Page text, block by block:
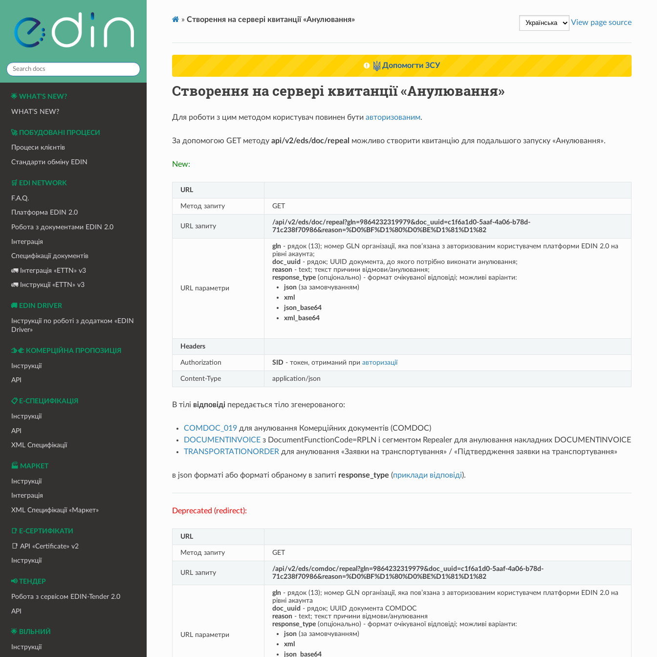
🌟 WHAT'S NEW?
WHAT’S NEW?
🚀 ПОБУДОВАНІ ПРОЦЕСИ
Процеси клієнтів
Стандарти обміну EDIN
🛒 EDI NETWORK
F.A.Q.
Платформа EDIN 2.0
Робота з документами EDIN 2.0
Інтеграція
Специфікації документів
🚛 Інтеграція «ETTN» v3
🚛 Інструкції «ETTN» v3
🚚 EDIN DRIVER
Інструкції по роботі з додатком «EDIN
Driver»
🫱‍🫲 КОМЕРЦІЙНА ПРОПОЗИЦІЯ
Інструкції
API
📋 Е-СПЕЦИФІКАЦІЯ
Інструкції
API
XML Специфікації
🏭 МАРКЕТ
Інструкції
Інтеграція
XML Специфікації «Маркет»
📑 Е-СЕРТИФІКАТИ
📑 API «Certificate» v2
Інструкції
📢 ТЕНДЕР
Робота з сервісом EDIN-Tender 2.0
API
🌟 ВІЛЬНИЙ
Інструкції
» Створення на сервері квитанції «Анулювання» View page source
Допомогти ЗСУ
Створення на сервері квитанції «Анулювання»
Для роботи з цим методом користувач повинен бути авторизованим.
За допомогою GET методу api/v2/eds/doc/repeal можливо створити квитанцію для подальшого запуску «Анулювання».
New:
URL
Метод запиту GET
URL запиту
/api/v2/eds/doc/repeal?gln=9864232319979&doc_uuid=c1f6a1d0-5aaf-4a06-b78d-
71c238f70986&reason=%D0%BF%D1%80%D0%BE%D1%81%D1%82
URL параметри
gln - рядок (13); номер GLN організації, яка пов’язана з авторизованим користувачем платформи EDIN 2.0 на
рівні акаунта;
doc_uuid - рядок; UUID документа, до якого потрібно виконати анулювання;
reason - text; текст причини відмови/анулювання;
response_type(опціонально) - формат очікуваної відповіді; можливі варіанти:
json (за замовчуванням)
xml
json_base64
xml_base64
Headers
Authorization SID - токен, отриманий при авторизації
Content-Type application/json
В тілі відповідіпередається тіло згенерованого:
COMDOC_019для анулювання Комерційних документів (COMDOC)
DOCUMENTINVOICEз DocumentFunctionCode=RPLN і сегментом Repealer для анулювання накладних DOCUMENTINVOICE
TRANSPORTATIONORDER для анулювання «Заявки на транспортування» / «Підтвердження заявки на транспортування»
в json форматі або форматі обраному в запиті response_type (приклади відповіді).
Deprecated (redirect):
URL
Метод запиту GET
URL запиту
/api/v2/eds/comdoc/repeal?gln=9864232319979&doc_uuid=c1f6a1d0-5aaf-4a06-b78d-
71c238f70986&reason=%D0%BF%D1%80%D0%BE%D1%81%D1%82
URL параметри
gln - рядок (13); номер GLN організації, яка пов’язана з авторизованим користувачем платформи EDIN 2.0 на
рівні акаунта
doc_uuid - рядок; UUID документа COMDOC
reason - text; текст причини відмови/анулювання
response_type(опціонально) - формат очікуваної відповіді; можливі варіанти:
json (за замовчуванням)
xml
json_base64